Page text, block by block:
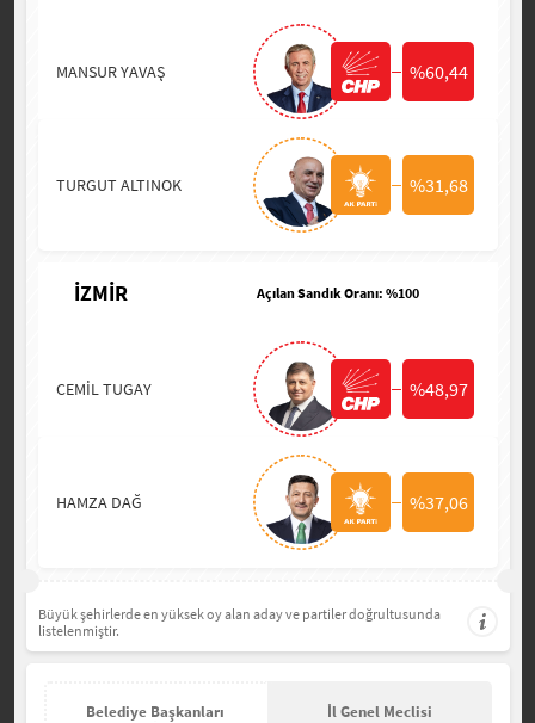
MANSUR YAVAŞ %60,44
TURGUT ALTINOK %31,68
İZMİR Açılan Sandık Oranı: %100
CEMİL TUGAY %48,97
HAMZA DAĞ %37,06
Büyük şehirlerde en yüksek oy alan aday ve partiler doğrultusunda
listelenmiştir.
Belediye Başkanları İl Genel Meclisi